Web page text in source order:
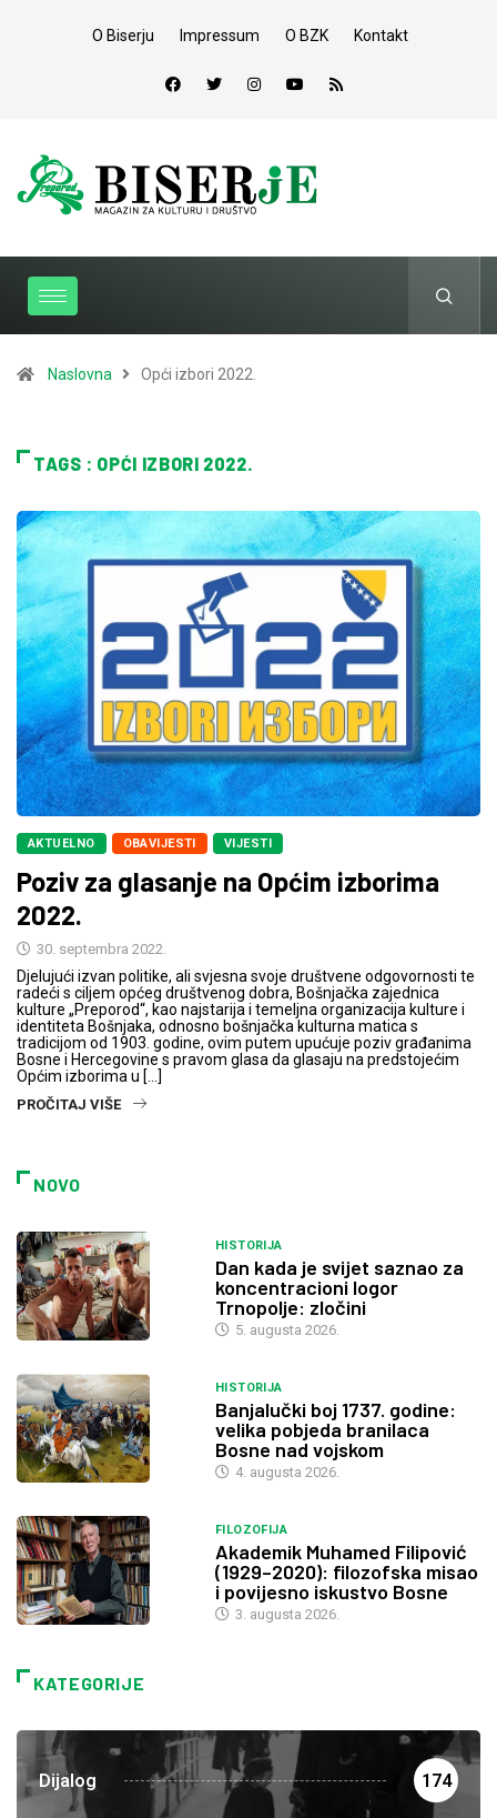
O Biserju Impressum O BZK Kontakt
Naslovna Opći izbori 2022.
TAGS : OPĆI IZBORI 2022.
AKTUELNO OBAVIJESTI VIJESTI
Poziv za glasanje na Općim izborima
2022.
30. septembra 2022.
Djelujući izvan politike, ali svjesna svoje društvene odgovornosti te
radeći s ciljem općeg društvenog dobra, Bošnjačka zajednica
kulture „Preporod“, kao najstarija i temeljna organizacija kulture i
identiteta Bošnjaka, odnosno bošnjačka kulturna matica s
tradicijom od 1903. godine, ovim putem upućuje poziv građanima
Bosne i Hercegovine s pravom glasa da glasaju na predstojećim
Općim izborima u […]
PROČITAJ VIŠE
NOVO
HISTORIJA
Dan kada je svijet saznao za
koncentracioni logor
Trnopolje: zločini
5. augusta 2026.
HISTORIJA
Banjalučki boj 1737. godine:
velika pobjeda branilaca
Bosne nad vojskom
4. augusta 2026.
FILOZOFIJA
Akademik Muhamed Filipović
(1929–2020): filozofska misao
i povijesno iskustvo Bosne
3. augusta 2026.
KATEGORIJE
Dijalog 174